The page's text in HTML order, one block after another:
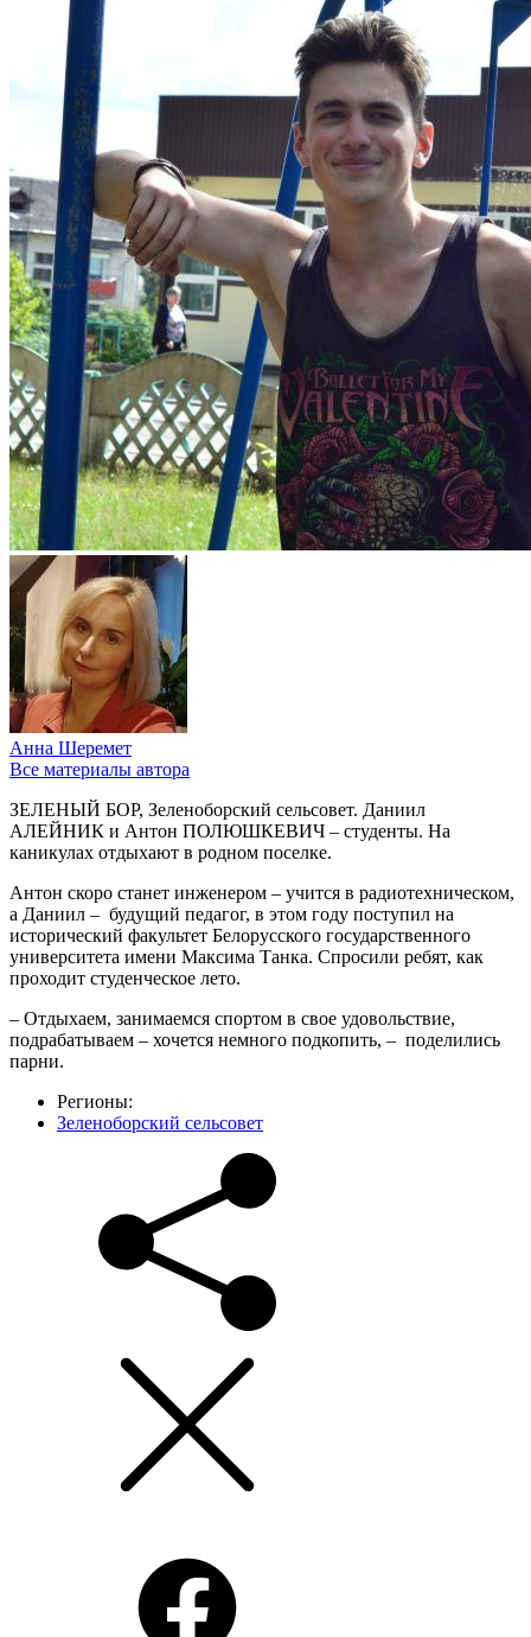
Анна Шеремет
Все материалы автора
ЗЕЛЕНЫЙ БОР, Зеленоборский сельсовет. Даниил
АЛЕЙНИК и Антон ПОЛЮШКЕВИЧ – студенты. На
каникулах отдыхают в родном поселке.
Антон скоро станет инженером – учится в радиотехническом,
а Даниил ‒ будущий педагог, в этом году поступил на
исторический факультет Белорусского государственного
университета имени Максима Танка. Спросили ребят, как
проходит студенческое лето.
– Отдыхаем, занимаемся спортом в свое удовольствие,
подрабатываем – хочется немного подкопить, – поделились
парни.
Регионы:
Зеленоборский сельсовет